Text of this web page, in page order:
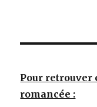
Pour retrouver
romancée :